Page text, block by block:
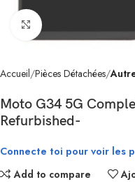
Click to enlarge
Accueil Pièces Détachées
Moto G34 5G
Refurbished-
Connecte toi pour voir les
Add to compare